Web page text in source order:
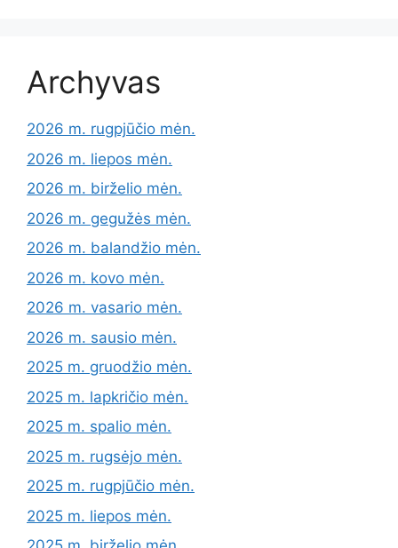
Archyvas
2026 m. rugpjūčio mėn.
2026 m. liepos mėn.
2026 m. birželio mėn.
2026 m. gegužės mėn.
2026 m. balandžio mėn.
2026 m. kovo mėn.
2026 m. vasario mėn.
2026 m. sausio mėn.
2025 m. gruodžio mėn.
2025 m. lapkričio mėn.
2025 m. spalio mėn.
2025 m. rugsėjo mėn.
2025 m. rugpjūčio mėn.
2025 m. liepos mėn.